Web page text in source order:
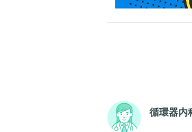
循環器内